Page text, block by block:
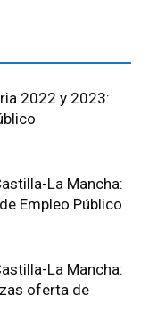
2022 y 2023:
La Mancha:
Empleo Público
La Mancha:
oferta de